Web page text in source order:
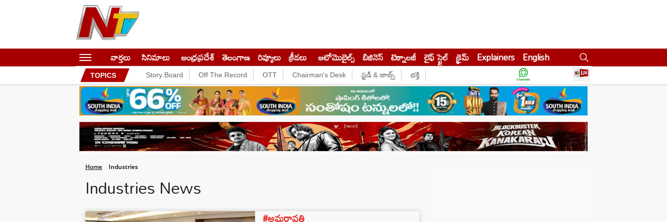
వార్తలు సినిమాలు ఆంధ్రప్రదేశ్ తెలంగాణ రివ్యూలు క్రీడలు ఆటోమొబైల్స్ బిజినెస్‌ టెక్నాలజీ లైఫ్ స్టైల్ క్రైమ్ Explainers English
TOPICS Story Board Off The Record OTT Chairman's Desk స్టడీ & జాబ్స్ భక్తి
Home Industries
Industries News
#అమరావతి